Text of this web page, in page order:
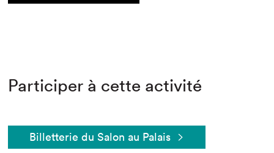
Participer à cette activité
Billetterie du Salon au Palais